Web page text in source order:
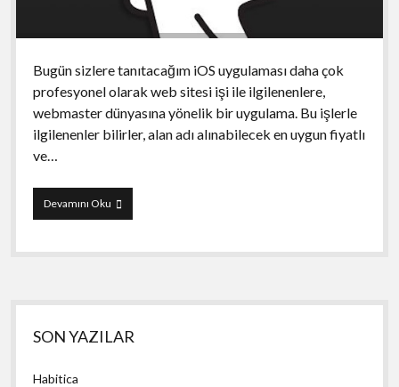
Bugün sizlere tanıtacağım iOS uygulaması daha çok
profesyonel olarak web sitesi işi ile ilgilenenlere,
webmaster dünyasına yönelik bir uygulama. Bu işlerle
ilgilenenler bilirler, alan adı alınabilecek en uygun fiyatlı
ve…
Devamını OkuGo
Daddy
and
Yan
Menü
SON YAZILAR
Habitica